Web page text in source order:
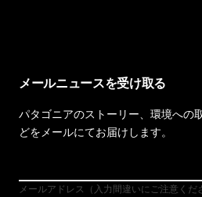
メールニュースを受け取る
パタゴニアのストーリー、環境への
どをメールにてお届けします。
メールアドレス（入力間違いにご注意くだ